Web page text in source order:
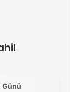
Günü